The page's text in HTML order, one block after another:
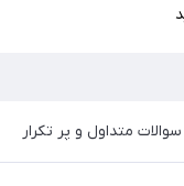
سوالات متداول و پر تکرار